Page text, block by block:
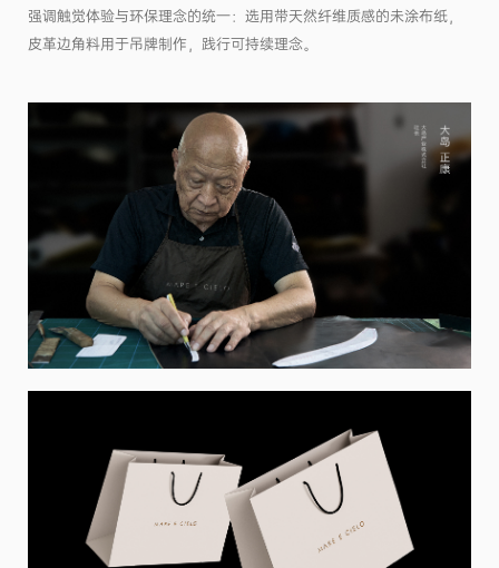
强调触觉体验与环保理念的统一：选用带天然纤维质感的未涂布纸，
皮革边角料用于吊牌制作，践行可持续理念。